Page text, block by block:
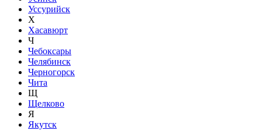
Уссурийск
Х
Хасавюрт
Ч
Чебоксары
Челябинск
Черногорск
Чита
Щ
Щелково
Я
Якутск